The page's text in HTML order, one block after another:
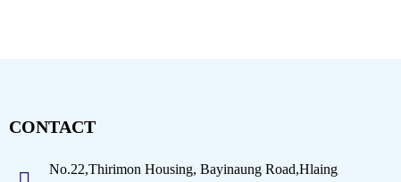
CONTACT
No.22,Thirimon Housing, Bayinaung Road,Hlaing